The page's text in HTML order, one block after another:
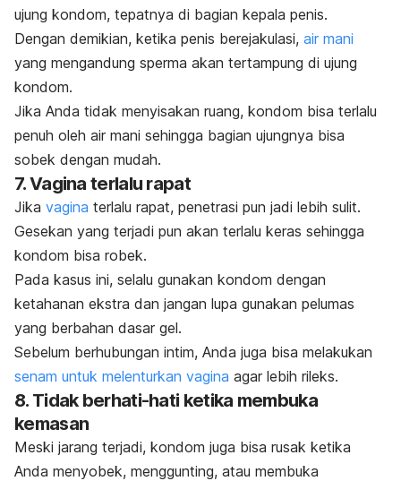
ujung kondom, tepatnya di bagian kepala penis.
Dengan demikian, ketika penis berejakulasi, air mani
yang mengandung sperma akan tertampung di ujung
kondom.
Jika Anda tidak menyisakan ruang, kondom bisa terlalu
penuh oleh air mani sehingga bagian ujungnya bisa
sobek dengan mudah.
7. Vagina terlalu rapat
Jika vagina terlalu rapat, penetrasi pun jadi lebih sulit.
Gesekan yang terjadi pun akan terlalu keras sehingga
kondom bisa robek.
Pada kasus ini, selalu gunakan kondom dengan
ketahanan ekstra dan jangan lupa gunakan pelumas
yang berbahan dasar gel.
Sebelum berhubungan intim, Anda juga bisa melakukan
senam untuk melenturkan vagina agar lebih rileks.
8. Tidak berhati-hati ketika membuka
kemasan
Meski jarang terjadi, kondom juga bisa rusak ketika
Anda menyobek, menggunting, atau membuka